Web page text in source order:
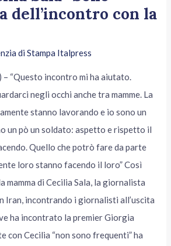
dell’incontro con la
di Stampa Italpress
– “Questo incontro mi ha aiutato.
negli occhi anche tra mamme. La
stanno lavorando e io sono un
un pò un soldato: aspetto e rispetto il
Quello che potrò fare da parte
loro stanno facendo il loro” Così
mamma di Cecilia Sala, la giornalista
Iran, incontrando i giornalisti all’uscita
ha incontrato la premier Giorgia
con Cecilia “non sono frequenti” ha